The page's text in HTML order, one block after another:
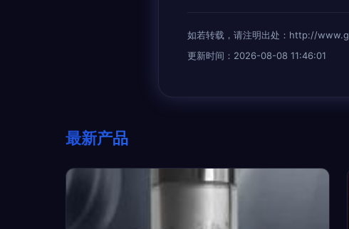
如若转载，请注明出处：http://
更新时间：2026-08-08 11:46:01
最新产品